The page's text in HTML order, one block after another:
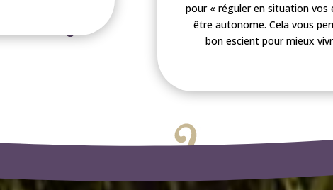
pour « réguler en situation vos
être autonome. Cela vous
bon escient pour mieux